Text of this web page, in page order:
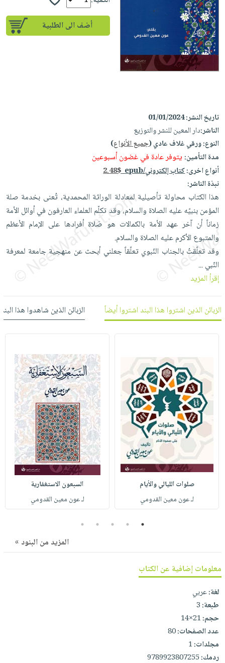
إختياراتنا
كتب
أكاديمية
صندوق
القراءة
iKitab
بلا
حدود
أسئلة
يتكرر
iKitab
على
Android
تحميل
iKitab
على
Apple
أسئلة
يتكرر
طرحها
تحميل
masmu3
masmu3
على
Apple
المواضيع
الأكثر
مبيعاً
وسائل
تعليمية
جوائز
تعليمية
الصحة
والعناية
الشخصية
أجهزة
العناية
الشخصية
العناية
وتصفيف
الشعر
العناية
بالجسم
العناية
بالأسنان
والتغذية
المطبخ
والسفرة
جديد
الكل
أواني
الطهي
أدوات
الخبز
أدوات
المائدة
الأوعية
والتخزين
أدوات
المطبخ
متجر
الهدايا
أقسام
الأكثر
مبيعاً
للمدارس
اكسسوارات
منزلية
ملابس
مطرزات
حقائب
حلي
عناية
بالذات
صابون
أطفال
مناسبات
شحن
مجاني
بنود
مختارة
اشتراكات
كل
الاشتراكات
صندوق
iKitab
بلا
حدود
بحث
متقدم
وفرات
عن
الشركة
سياسة
الشركة
فيديوهات
أسئلة
طرحها
كتابك
تواصل
معنا
حسابك
لائحة
الأمنيات
عربة
أضف الى الطلبية
تاريخ النشر:01/01/2024
الناشر:دار المعين للنشر والتوزيع
النوع:ورقي غلاف عادي (جميع الأنواع)
مدة التأمين:يتوفر عادة في غضون أسبوعين
أنواع اخرى:كتاب إلكتروني/epub
2.48$
نبذة الناشر:
هذا الكتاب محاولة تأصيلية لمعادلة الوراثة المحمدية، تُعنى بخدمة صلة
المؤمن بنبيّه عليه الصلاة والسلام، وقد تكلّم العلماء العارفون في أوائل الأمة
زماناً أن آخر عهد الأمة بالكمالات هو صَلاة أفرادها على الإمام الأعظم
والمتبوع الأكرم عليه الصلاة والسلام.
وقد تعلّقتُ بالجناب النّبوي تعلّقاً جعلني أبحث عن منهجية جامعة لمعرفة
النّبي...
إقرأ المزيد
الزبائن الذين اشتروا هذا البند اشتروا أيضاً الزبائن الذين شاهدوا هذا
صلوات الليالي والأيام
لـ عون معين القدومي
السبعون الاستغفارية
لـ عون معين القدومي
1
2
3
4
5
المزيد من البنود »
معلومات إضافية عن الكتاب
لغة:عربي
طبعة:3
حجم:21×14
عدد الصفحات:80
مجلدات:1
ردمك:9789923807255